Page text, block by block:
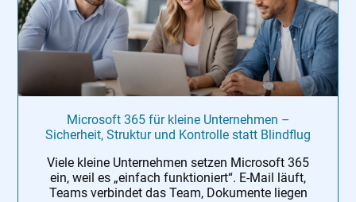
Microsoft 365 für kleine Unternehmen –
Sicherheit, Struktur und Kontrolle statt Blindflug
Viele kleine Unternehmen setzen Microsoft 365
ein, weil es „einfach funktioniert“. E-Mail läuft,
Teams verbindet das Team, Dokumente liegen